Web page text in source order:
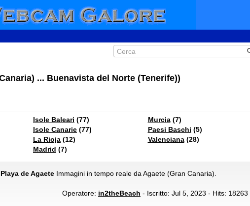
... Buenavista del Norte (Tenerife))
Isole Baleari (77)
Isole Canarie (77)
La Rioja (12)
Madrid (7)
Murcia(7)
Paesi Baschi (5)
Valenciana(28)
de Agaete Immagini in tempo reale da Agaete (Gran Canaria).
Operatore: in2theBeach - Iscritto: Jul 5, 2023 - Hits: 18263